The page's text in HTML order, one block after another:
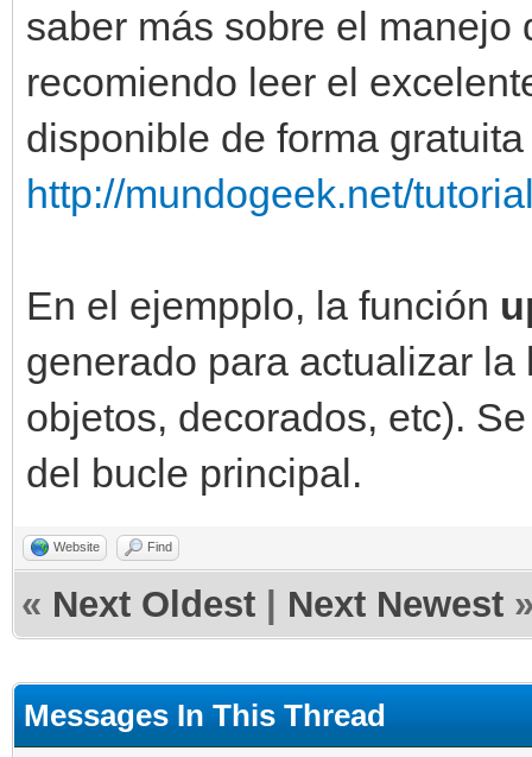
saber más sobre el manejo
recomiendo leer el
disponible de forma
http://mundogeek.net/
En el ejempplo, la función
generado para actualizar
objetos, decorados, etc).
del bucle principal.
Website Find
« Next Oldest Next Newest
Messages In This Thread